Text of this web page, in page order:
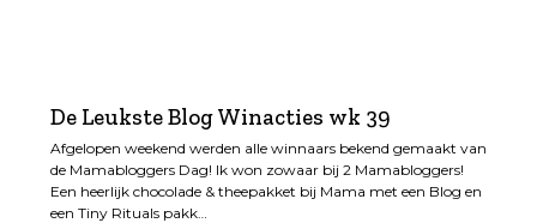
De Leukste Blog Winacties wk 39
Afgelopen weekend werden alle winnaars bekend gemaakt van
de Mamabloggers Dag! Ik won zowaar bij 2 Mamabloggers!
Een heerlijk chocolade & theepakket bij Mama met een Blog en
een Tiny Rituals pakk…